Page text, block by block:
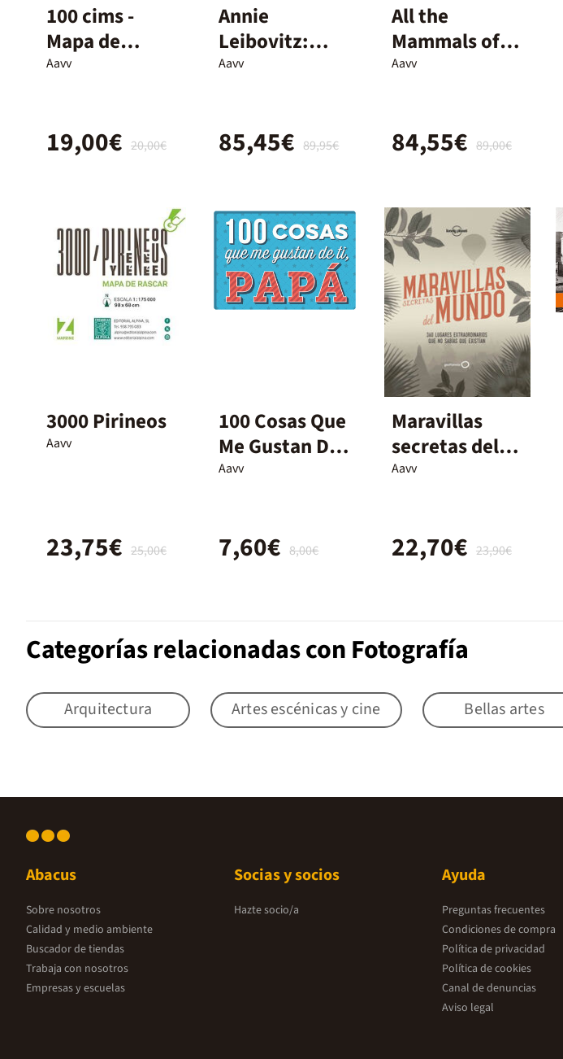
100 cims -
Mapa de
rascar
Aavv
20,00€
19,00€
Annie
Leibovitz:
Women
Aavv
89,95€
85,45€
All the
Mammals of
the World
Aavv
89,00€
84,55€
3000 Pirineos
Aavv
25,00€
23,75€
100 Cosas Que
Me Gustan De
Ti, Papá
Aavv
8,00€
7,60€
Maravillas
secretas del
mundo
Aavv
23,90€
22,70€
Categorías relacionadas con Fotografía
Arquitectura Artes escénicas y cine Bellas artes
Abacus
Sobre nosotros
Calidad y medio ambiente
Buscador de tiendas
Trabaja con nosotros
Empresas y escuelas
Socias y socios
Hazte socio/a
Ayuda
Preguntas frecuentes
Condiciones de compra
Política de privacidad
Política de cookies
Canal de denuncias
Aviso legal